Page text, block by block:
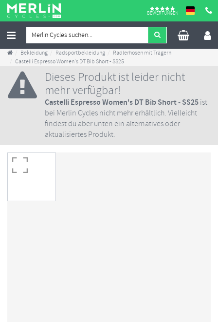
BEWERTUNGEN
Bekleidung Radsportbekleidung
Radlerhosen mit Trägern
Castelli Espresso Women's DT Bib Short - SS25
Dieses Produkt ist leider nicht
mehr verfügbar!
Castelli Espresso Women's DT Bib Short - SS25ist
bei Merlin Cycles nicht mehr erhältlich. Vielleicht
findest du aber unten ein alternatives oder
aktualisiertes Produkt.